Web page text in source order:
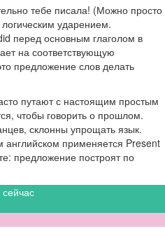
тебе писала! (Можно просто
ударением.
перед основным глаголом в
на соответствующую
предложение слов делать
путают с настоящим простым
чтобы говорить о прошлом.
склонны упрощать язык.
английском применяется Present
предложение построят по
сейчас